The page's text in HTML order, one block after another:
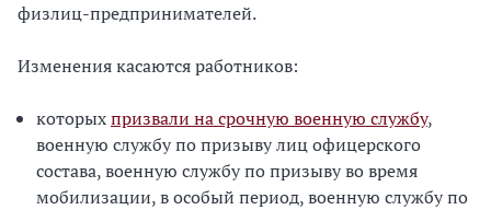
физлиц-предпринимателей.
Изменения касаются работников:
которыхпризвали на срочную военную службу,
военную службу по призыву лиц офицерского
состава, военную службу по призыву во время
мобилизации, в особый период, военную службу по